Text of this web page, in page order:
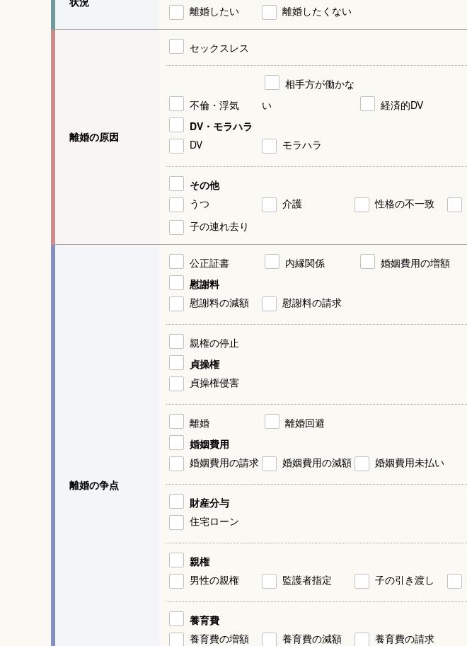
離婚したい
離婚したくない
離婚の原因
セックスレス
不倫・浮気
相手方が働かな
い
経済的DV
DV・モラハラ
DV
モラハラ
その他
うつ
介護 性格の不一致
子の連れ去り
離婚の争点
公正証書 内縁関係
婚姻費用の増額
慰謝料
慰謝料の減額
慰謝料の請求
親権の停止
貞操権
貞操権侵害
離婚
離婚回避
婚姻費用
婚姻費用の請求
婚姻費用の減額 婚姻費用未払い
財産分与
住宅ローン
親権
男性の親権
監護者指定 子の引き渡し
養育費
養育費の増額
養育費の減額 養育費の請求